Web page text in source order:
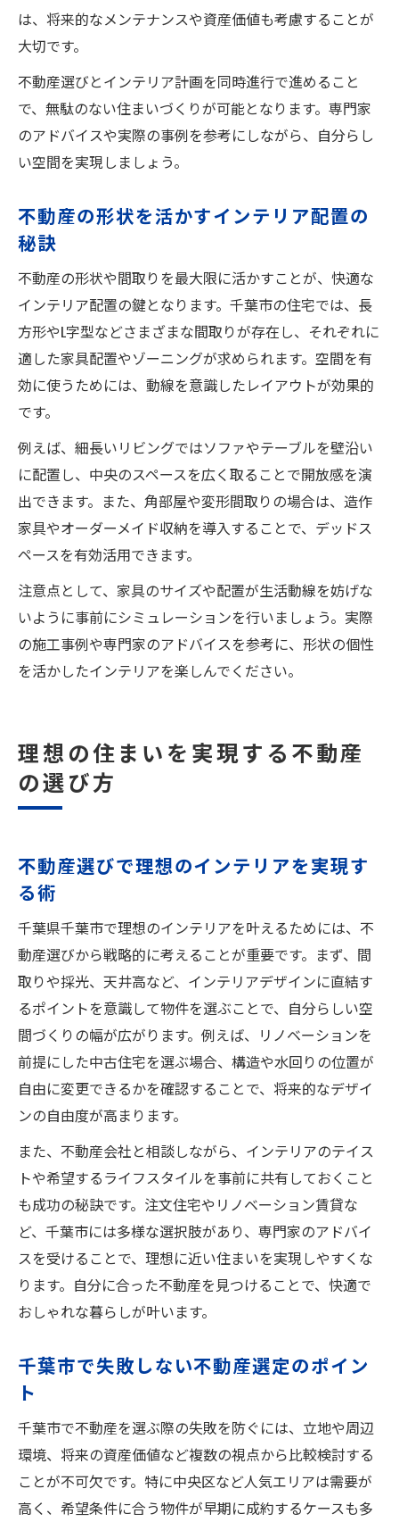
は、将来的なメンテナンスや資産価値も考慮することが
大切です。
不動産選びとインテリア計画を同時進行で進めること
で、無駄のない住まいづくりが可能となります。専門家
のアドバイスや実際の事例を参考にしながら、自分らし
い空間を実現しましょう。
不動産の形状を活かすインテリア配置の
秘訣
不動産の形状や間取りを最大限に活かすことが、快適な
インテリア配置の鍵となります。千葉市の住宅では、長
方形やL字型などさまざまな間取りが存在し、それぞれに
適した家具配置やゾーニングが求められます。空間を有
効に使うためには、動線を意識したレイアウトが効果的
です。
例えば、細長いリビングではソファやテーブルを壁沿い
に配置し、中央のスペースを広く取ることで開放感を演
出できます。また、角部屋や変形間取りの場合は、造作
家具やオーダーメイド収納を導入することで、デッドス
ペースを有効活用できます。
注意点として、家具のサイズや配置が生活動線を妨げな
いように事前にシミュレーションを行いましょう。実際
の施工事例や専門家のアドバイスを参考に、形状の個性
を活かしたインテリアを楽しんでください。
理想の住まいを実現する不動産
の選び方
不動産選びで理想のインテリアを実現す
る術
千葉県千葉市で理想のインテリアを叶えるためには、不
動産選びから戦略的に考えることが重要です。まず、間
取りや採光、天井高など、インテリアデザインに直結す
るポイントを意識して物件を選ぶことで、自分らしい空
間づくりの幅が広がります。例えば、リノベーションを
前提にした中古住宅を選ぶ場合、構造や水回りの位置が
自由に変更できるかを確認することで、将来的なデザイ
ンの自由度が高まります。
また、不動産会社と相談しながら、インテリアのテイス
トや希望するライフスタイルを事前に共有しておくこと
も成功の秘訣です。注文住宅やリノベーション賃貸な
ど、千葉市には多様な選択肢があり、専門家のアドバイ
スを受けることで、理想に近い住まいを実現しやすくな
ります。自分に合った不動産を見つけることで、快適で
おしゃれな暮らしが叶います。
千葉市で失敗しない不動産選定のポイン
ト
千葉市で不動産を選ぶ際の失敗を防ぐには、立地や周辺
環境、将来の資産価値など複数の視点から比較検討する
ことが不可欠です。特に中央区など人気エリアは需要が
高く、希望条件に合う物件が早期に成約するケースも多